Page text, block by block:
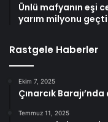
Ünlü mafyanın eşi
yarım milyonu geçti
Rastgele Haberler
Ekim 7, 2025
Çınarcık
Temmuz 11, 2025